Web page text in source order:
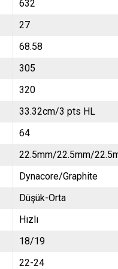
632
27
68.58
305
320
33.32cm/3 pts HL
64
22.5mm/22.5mm/
Dynacore/Graphite
Düşük-Orta
Hızlı
18/19
22-24